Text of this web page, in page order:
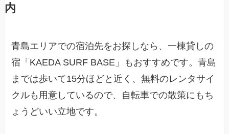
内
青島エリアでの宿泊先をお探しなら、一棟貸しの
宿「KAEDA SURF BASE」もおすすめです。青島
までは歩いて15分ほどと近く、無料のレンタサイ
クルも用意しているので、自転車での散策にもち
ょうどいい立地です。